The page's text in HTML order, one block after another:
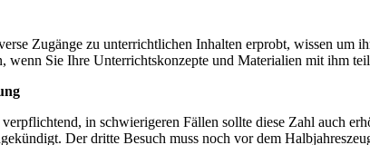
Zugänge zu unterricht­lichen Inhalten erprobt, wissen
wenn Sie Ihre Unterrichtskon­zepte und Materialien mit ihm
in schwierigeren Fällen sollte diese Zahl auch
Der dritte Besuch muss noch vor dem